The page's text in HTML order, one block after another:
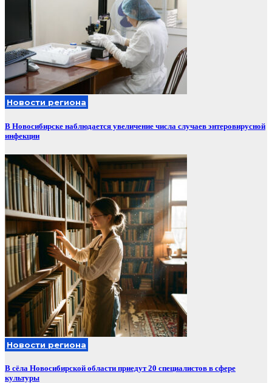
Новости региона
В Новосибирске наблюдается увеличение числа случаев энтеровирусной
инфекции
Новости региона
В сёла Новосибирской области приедут 20 специалистов в сфере
культуры